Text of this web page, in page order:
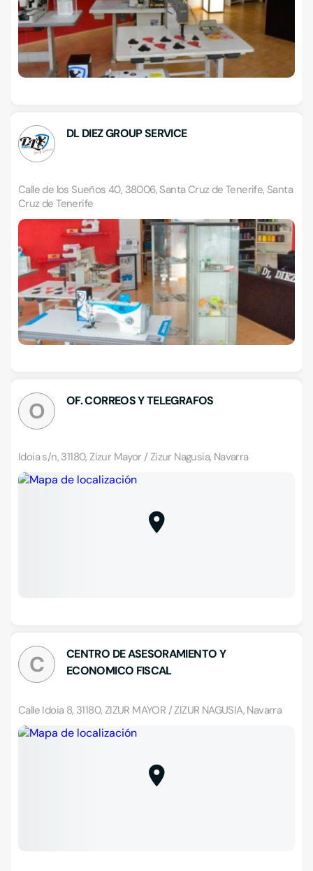
DL DIEZ GROUP SERVICE
Calle de los Sueños 40, 38006, Santa Cruz de Tenerife, Santa
Cruz de Tenerife
O OF. CORREOS Y TELEGRAFOS
Idoia s/n, 31180, Zizur Mayor / Zizur Nagusia, Navarra
C
CENTRO DE ASESORAMIENTO Y
ECONOMICO FISCAL
Calle Idoia 8, 31180, ZIZUR MAYOR / ZIZUR NAGUSIA, Navarra